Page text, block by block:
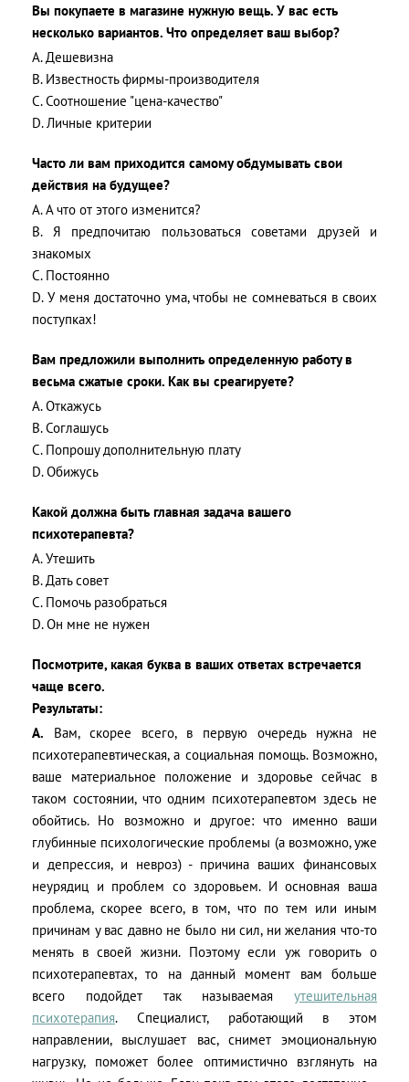
Вы покупаете в магазине нужную вещь. У вас есть
несколько вариантов. Что определяет ваш выбор?
A. Дешевизна
B. Известность фирмы-производителя
C. Соотношение "цена-качество"
D. Личные критерии
Часто ли вам приходится самому обдумывать свои
действия на будущее?
A. А что от этого изменится?
B. Я предпочитаю пользоваться советами друзей и
знакомых
C. Постоянно
D. У меня достаточно ума, чтобы не сомневаться в своих
поступках!
Вам предложили выполнить определенную работу в
весьма сжатые сроки. Как вы среагируете?
A. Откажусь
B. Соглашусь
C. Попрошу дополнительную плату
D. Обижусь
Какой должна быть главная задача вашего
психотерапевта?
A. Утешить
B. Дать совет
C. Помочь разобраться
D. Он мне не нужен
Посмотрите, какая буква в ваших ответах встречается
чаще всего.
Результаты:
А. Вам, скорее всего, в первую очередь нужна не
психотерапевтическая, а социальная помощь. Возможно,
ваше материальное положение и здоровье сейчас в
таком состоянии, что одним психотерапевтом здесь не
обойтись. Но возможно и другое: что именно ваши
глубинные психологические проблемы (а возможно, уже
и депрессия, и невроз) - причина ваших финансовых
неурядиц и проблем со здоровьем. И основная ваша
проблема, скорее всего, в том, что по тем или иным
причинам у вас давно не было ни сил, ни желания что-то
менять в своей жизни. Поэтому если уж говорить о
психотерапевтах, то на данный момент вам больше
всего подойдет так называемая утешительная
психотерапия. Специалист, работающий в этом
направлении, выслушает вас, снимет эмоциональную
нагрузку, поможет более оптимистично взглянуть на